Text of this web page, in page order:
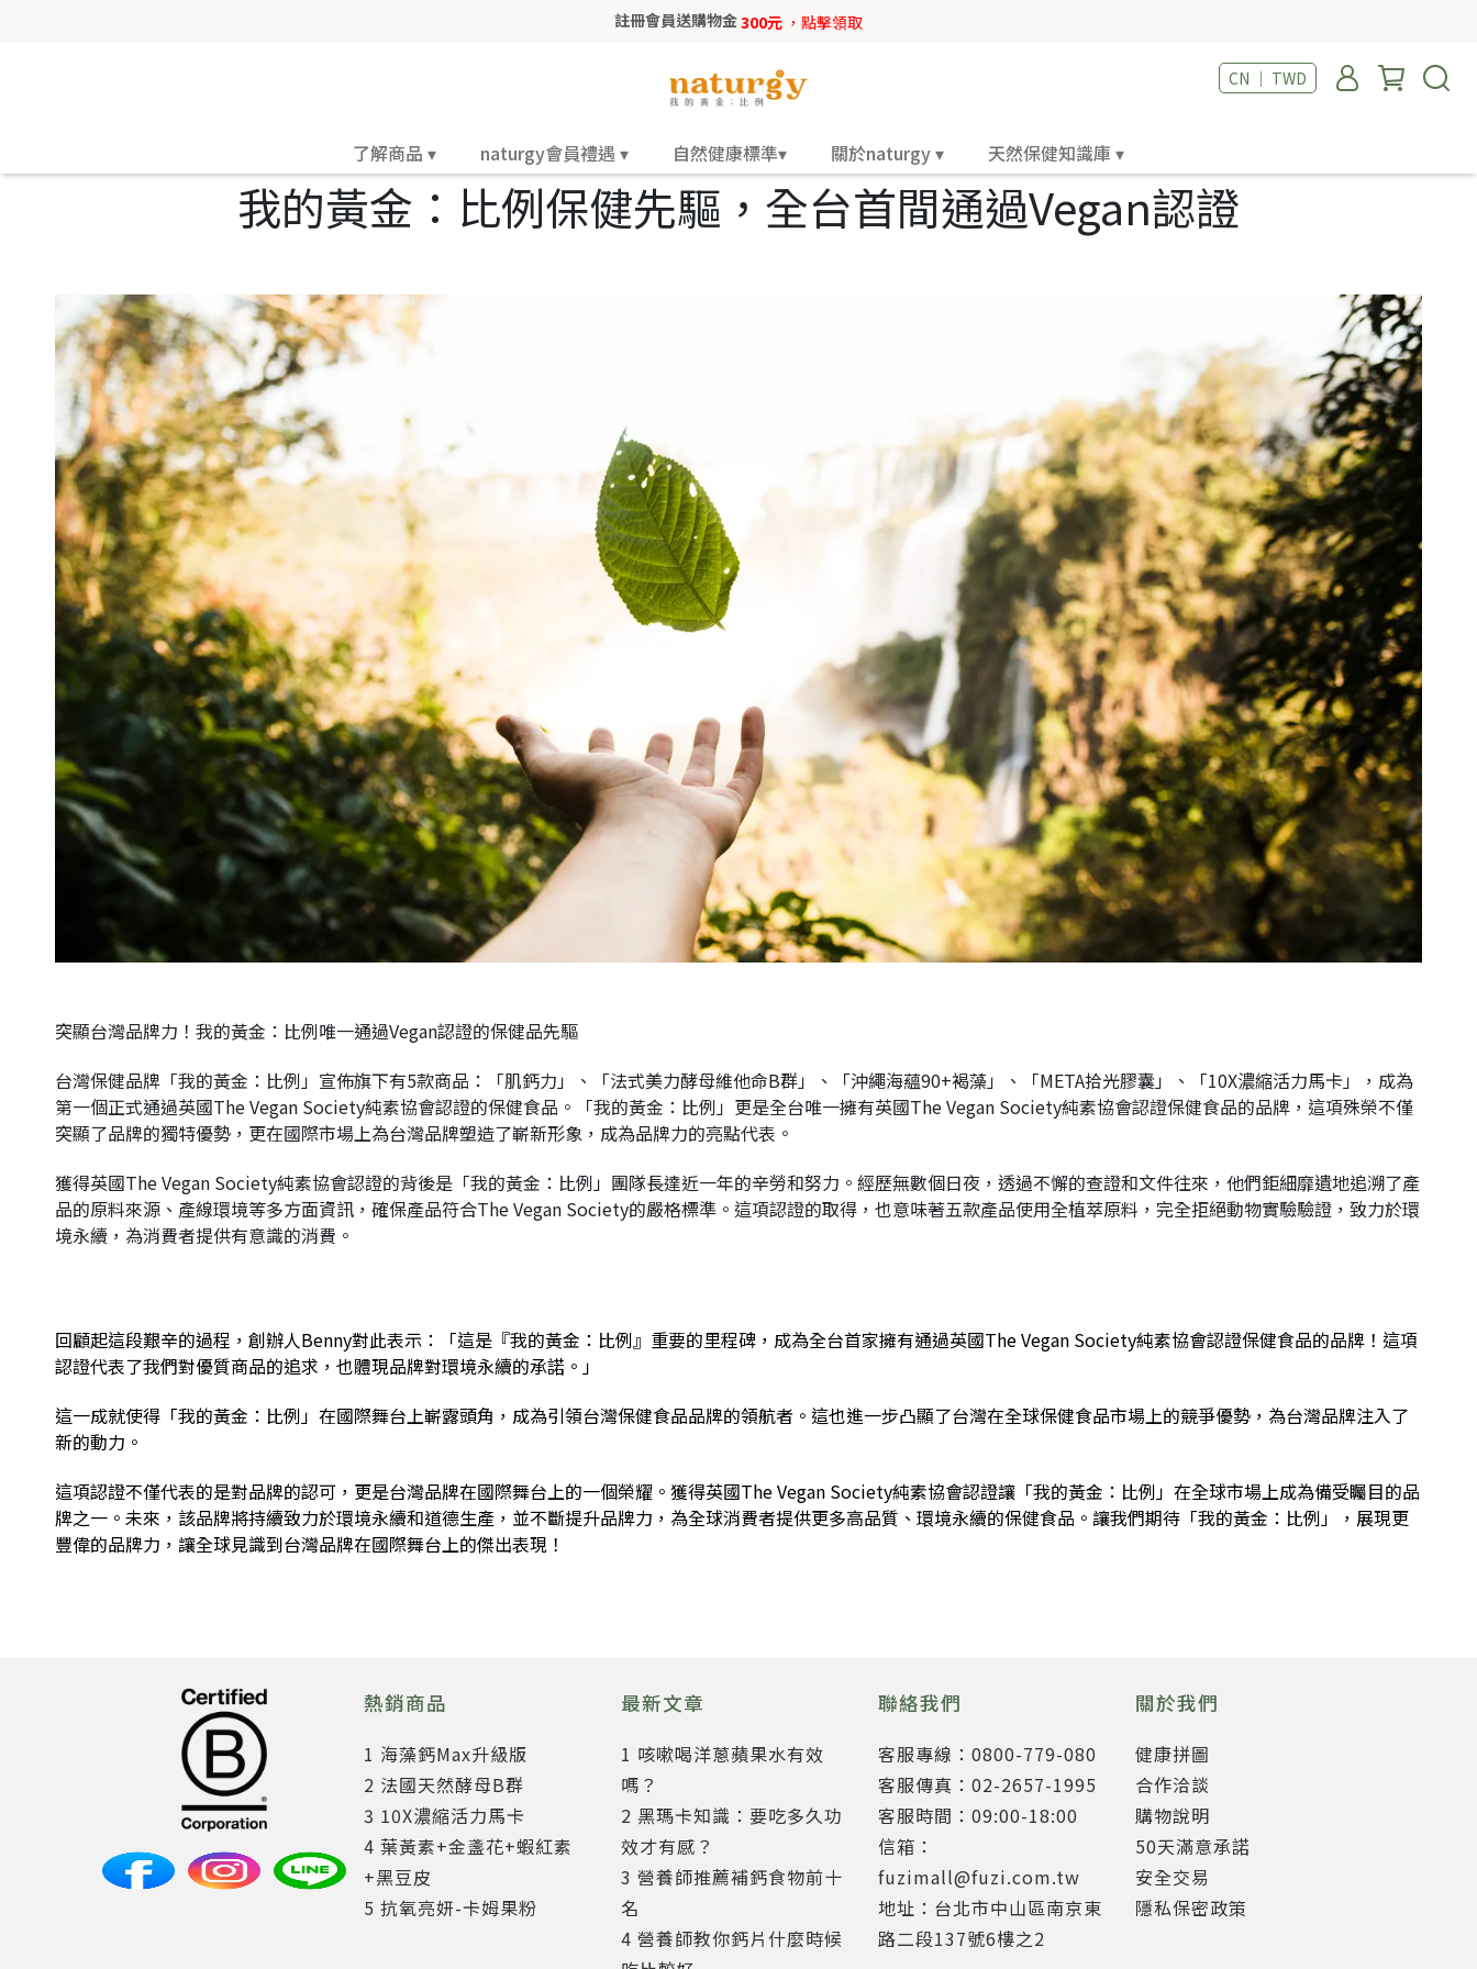
註冊會員送購物金300元 ，點擊領取
CN ｜ TWD
了解商品 ▾ naturgy會員禮遇 ▾ 自然健康標準▾ 關於naturgy ▾ 天然保健知識庫 ▾
我的黃金：比例保健先驅，全台首間通過Vegan認證
突顯台灣品牌力！我的黃金：比例唯一通過Vegan認證的保健品先驅
台灣保健品牌「我的黃金：比例」宣佈旗下有5款商品：「肌鈣力」、「法式美力酵母維他命B群」、「沖繩海蘊90+褐藻」、「META拾光膠囊」、「10X濃縮活力馬卡」，成為
第一個正式通過英國The Vegan Society純素協會認證的保健食品。「我的黃金：比例」更是全台唯一擁有英國The Vegan Society純素協會認證保健食品的品牌，這項殊榮不僅
突顯了品牌的獨特優勢，更在國際市場上為台灣品牌塑造了嶄新形象，成為品牌力的亮點代表。
獲得英國The Vegan Society純素協會認證的背後是「我的黃金：比例」團隊長達近一年的辛勞和努力。經歷無數個日夜，透過不懈的查證和文件往來，他們鉅細靡遺地追溯了產
品的原料來源、產線環境等多方面資訊，確保產品符合The Vegan Society的嚴格標準。這項認證的取得，也意味著五款產品使用全植萃原料，完全拒絕動物實驗驗證，致力於環
境永續，為消費者提供有意識的消費。
回顧起這段艱辛的過程，創辦人Benny對此表示：「這是『我的黃金：比例』重要的里程碑，成為全台首家擁有通過英國The Vegan Society純素協會認證保健食品的品牌！這項
認證代表了我們對優質商品的追求，也體現品牌對環境永續的承諾。」
這一成就使得「我的黃金：比例」在國際舞台上嶄露頭角，成為引領台灣保健食品品牌的領航者。這也進一步凸顯了台灣在全球保健食品市場上的競爭優勢，為台灣品牌注入了
新的動力。
這項認證不僅代表的是對品牌的認可，更是台灣品牌在國際舞台上的一個榮耀。獲得英國The Vegan Society純素協會認證讓「我的黃金：比例」在全球市場上成為備受矚目的品
牌之一。未來，該品牌將持續致力於環境永續和道德生產，並不斷提升品牌力，為全球消費者提供更多高品質、環境永續的保健食品。讓我們期待「我的黃金：比例」，展現更
豐偉的品牌力，讓全球見識到台灣品牌在國際舞台上的傑出表現！
熱銷商品
1 海藻鈣Max升級版
2 法國天然酵母B群
3 10X濃縮活力馬卡
4 葉黃素+金盞花+蝦紅素
+黑豆皮
5 抗氧亮妍-卡姆果粉
最新文章
1 咳嗽喝洋蔥蘋果水有效
嗎？
2 黑瑪卡知識：要吃多久功
效才有感？
3 營養師推薦補鈣食物前十
名
4 營養師教你鈣片什麼時候
聯絡我們
客服專線：0800-779-080
客服傳真：02-2657-1995
客服時間：09:00-18:00
信箱：
fuzimall@fuzi.com.tw
地址：台北市中山區南京東
路二段137號6樓之2
關於我們
健康拼圖
合作洽談
購物說明
50天滿意承諾
安全交易
隱私保密政策